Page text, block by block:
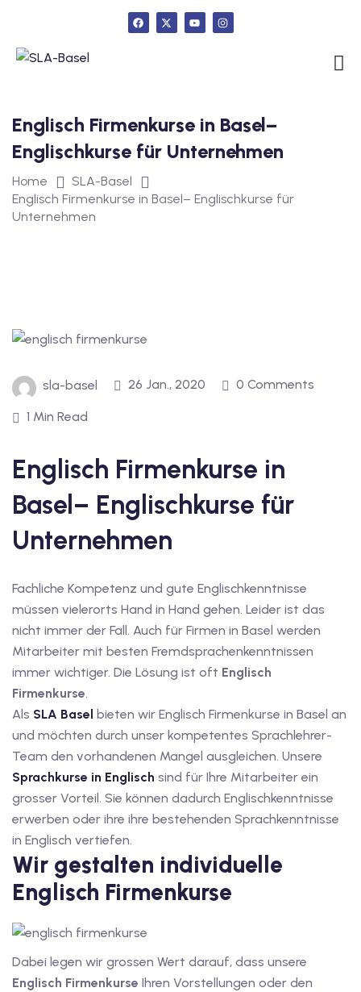
Französisch
Deutsch A1
A1
Deutsch A1
A1
Deutsch A2
Englisch Firmenkurse in Basel–
Englischkurse für Unternehmen
Home
SLA-Basel
Englisch Firmenkurse in Basel– Englischkurse für
Unternehmen
sla-basel 26 Jan., 2020 0 Comments
1 Min Read
Englisch Firmenkurse in
Basel– Englischkurse für
Unternehmen
Fachliche Kompetenz und gute Englischkenntnisse
müssen vielerorts Hand in Hand gehen. Leider ist das
nicht immer der Fall. Auch für Firmen in Basel werden
Mitarbeiter mit besten Fremdsprachenkenntnissen
immer wichtiger. Die Lösung ist oft Englisch
Firmenkurse.
Als SLA Basel bieten wir Englisch Firmenkurse in Basel an
und möchten durch unser kompetentes Sprachlehrer-
Team den vorhandenen Mangel ausgleichen. Unsere
Sprachkurse in Englisch sind für Ihre Mitarbeiter ein
grosser Vorteil. Sie können dadurch Englischkenntnisse
erwerben oder ihre ihre bestehenden Sprachkenntnisse
in Englisch vertiefen.
Wir gestalten individuelle
Englisch Firmenkurse
Dabei legen wir grossen Wert darauf, dass unsere
Englisch Firmenkurse Ihren Vorstellungen oder den